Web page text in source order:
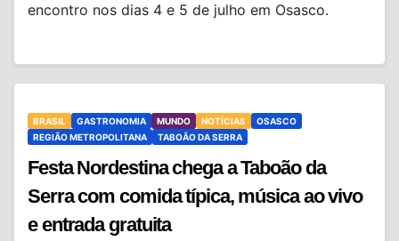
encontro nos dias 4 e 5 de julho em Osasco.
BRASIL GASTRONOMIA MUNDO NOTÍCIAS
OSASCO
REGIÃO METROPOLITANA
TABOÃO DA SERRA
Festa Nordestina chega a Taboão da
Serra com comida típica, música ao vivo
e entrada gratuita